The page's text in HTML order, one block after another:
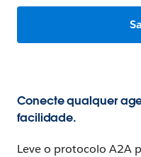
Conecte qualquer
facilidade.
Leve o protocolo A2A